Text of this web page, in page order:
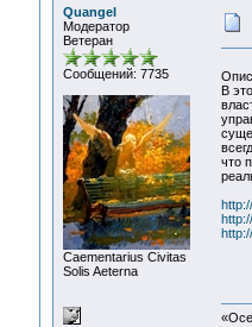
Quangel
Модератор
Ветеран
Сообщений: 7735
Сaementarius Civitas
Solis Aeterna
В
что